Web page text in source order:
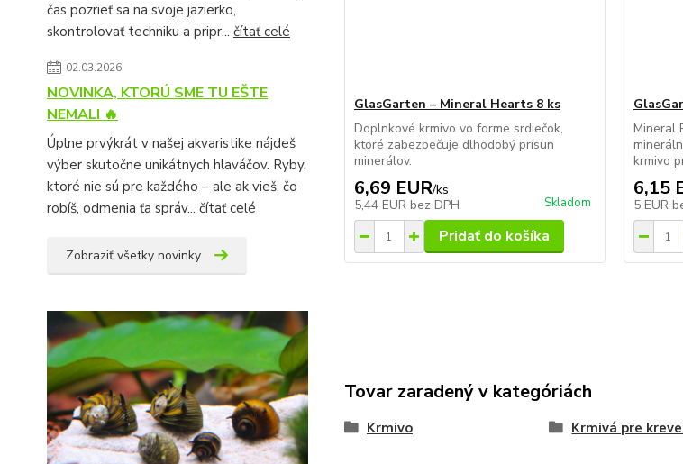
čas pozrieť sa na svoje jazierko,
skontrolovať techniku a pripr... čítať celé
02.03.2026
NOVINKA, KTORÚ SME TU EŠTE
NEMALI 🔥
Úplne prvýkrát v našej akvaristike nájdeš
výber skutočne unikátnych hlaváčov. Ryby,
ktoré nie sú pre každého – ale ak vieš, čo
robíš, odmenia ťa správ... čítať celé
Zobraziť všetky novinky
GlasGarten – Mineral Hearts 8 ks
Doplnkové krmivo vo forme srdiečok,
ktoré zabezpečuje dlhodobý prísun
minerálov.
6,69 EUR/ks
5,44 EUR bez DPH Skladom
Pridať do košíka
Mineral
krmivo
6,15
5 EUR
Tovar zaradený v kategóriách
Krmivo Krmivá pre